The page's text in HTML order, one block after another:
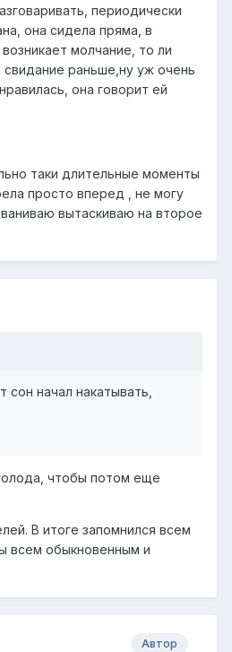
периодически
она сидела пряма, в
молчание, то ли
свидание раньше,ну уж очень
она говорит ей
таки длительные моменты
просто вперед , не могу
вытаскиваю на второе
начал накатывать,
чтобы потом еще
В итоге запомнился всем
всем обыкновенным и
Автор